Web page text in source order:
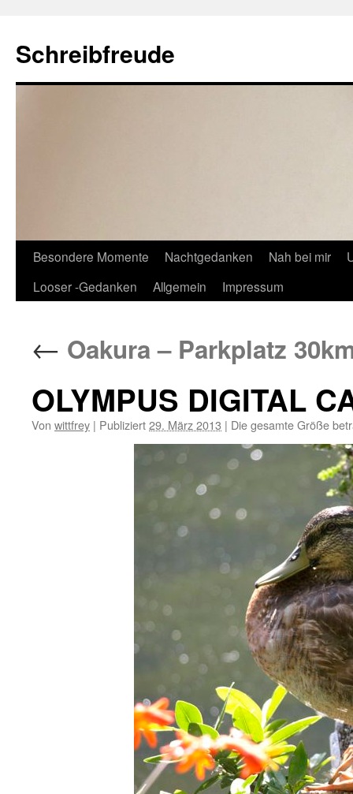
Schreibfreude
Besondere Momente Nachtgedanken Nah bei mir
Looser -Gedanken
Allgemein Impressum
← Oakura – Parkplatz
OLYMPUS DIGITAL
Von wittfrey | Publiziert29. März 2013 | Die gesamte Größe